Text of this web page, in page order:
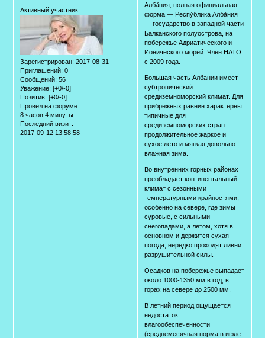
Активный участник
Зарегистрирован: 2017-08-31
Приглашений: 0
Сообщений: 56
Уважение: [+0/-0]
Позитив: [+0/-0]
Провел на форуме:
8 часов 4 минуты
Последний визит:
2017-09-12 13:58:58
Алба́ния, полная официальная
форма — Респу́блика Алба́ния
— государство в западной части
Балканского полуострова, на
побережье Адриатического и
Ионического морей. Член НАТО
с 2009 года.
Большая часть Албании имеет
субтропический
средиземноморский климат. Для
прибрежных равнин характерны
типичные для
средиземноморских стран
продолжительное жаркое и
сухое лето и мягкая довольно
влажная зима.
Во внутренних горных районах
преобладает континентальный
климат с сезонными
температурными крайностями,
особенно на севере, где зимы
суровые, с сильными
снегопадами, а летом, хотя в
основном и держится сухая
погода, нередко проходят ливни
разрушительной силы.
Осадков на побережье выпадает
около 1000-1350 мм в год; в
горах на севере до 2500 мм.
В летний период ощущается
недостаток
влагообеспеченности
(среднемесячная норма в июле-